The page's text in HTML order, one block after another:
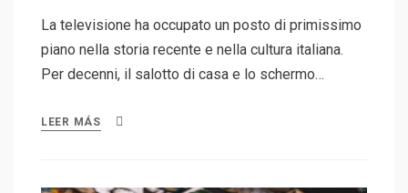
La televisione ha occupato un posto di primissimo
piano nella storia recente e nella cultura italiana.
Per decenni, il salotto di casa e lo schermo…
LEER MÁS